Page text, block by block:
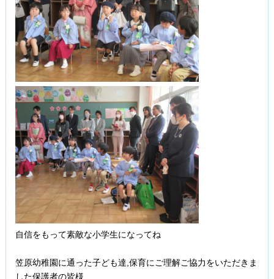
自信をもって素敵な小学生になってね️
笠原幼稚園に通った子ども達,保育にご理解ご協力をいただきま
した保護者の皆様,